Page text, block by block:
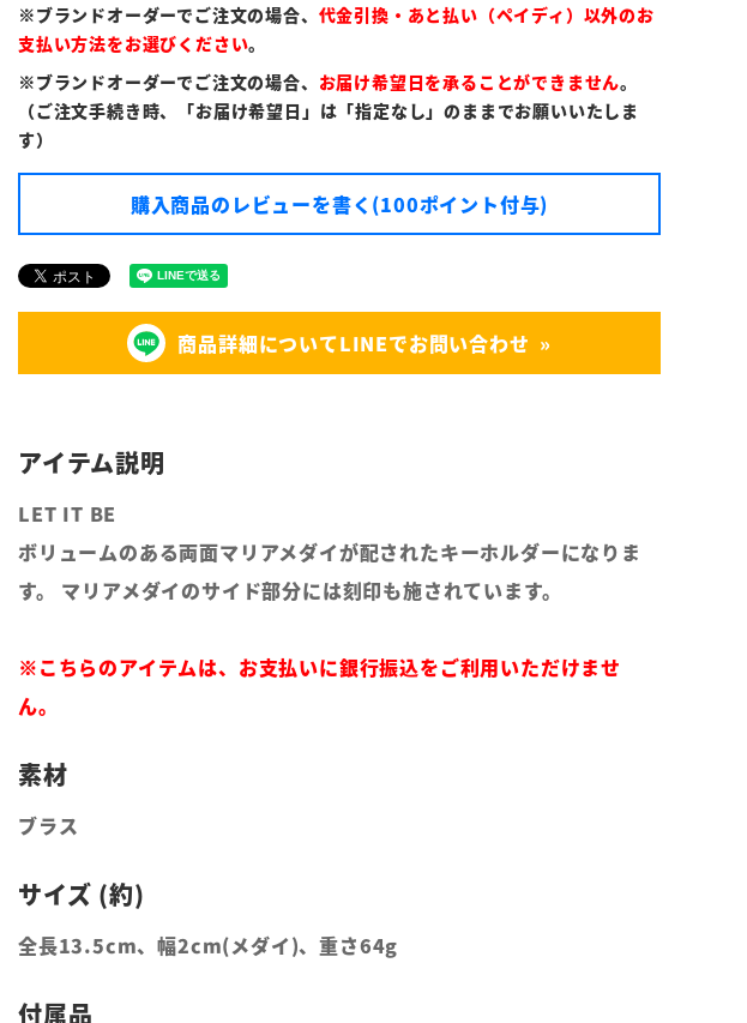
※ブランドオーダーでご注文の場合、 代金引換・あと払い（ペイディ）以外のお
支払い方法をお選びください。
※ブランドオーダーでご注文の場合、 お届け希望日を承ることができません。
（ご注文手続き時、「お届け希望日」は「指定なし」のままでお願いいたしま
す）
購入商品のレビューを書く(100ポイント付与)
商品詳細についてLINEでお問い合わせ
LET IT BE
ボリュームのある両面マリアメダイが配されたキーホルダーになりま
す。 マリアメダイのサイド部分には刻印も施されています。
※こちらのアイテムは、お支払いに銀行振込をご利用いただけませ
ん。
ブラス
全長13.5cm、幅2cm(メダイ)、重さ64g